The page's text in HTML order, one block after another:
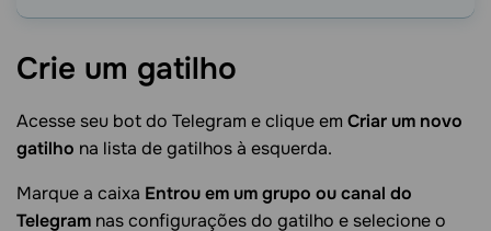
Crie um gatilho
Acesse seu bot do Telegram e clique em Criar um novo
gatilho na lista de gatilhos à esquerda.
Marque a caixa Entrou em um grupo ou canal do
Telegram nas configurações do gatilho e selecione o